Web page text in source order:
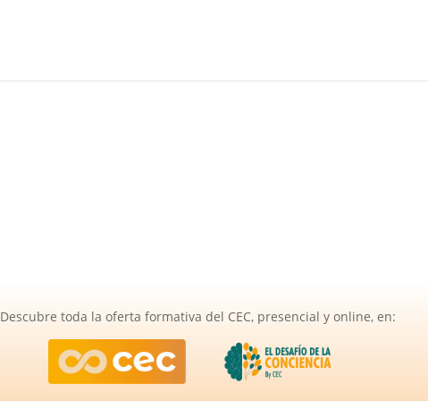
Descubre toda la oferta formativa del CEC, presencial y online, en: